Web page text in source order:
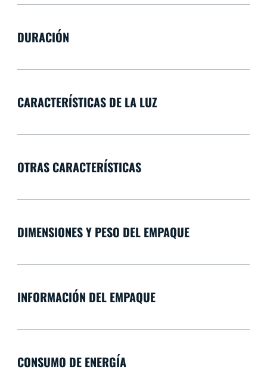
DURACIÓN
CARACTERÍSTICAS DE LA LUZ
OTRAS CARACTERÍSTICAS
DIMENSIONES Y PESO DEL EMPAQUE
INFORMACIÓN DEL EMPAQUE
CONSUMO DE ENERGÍA